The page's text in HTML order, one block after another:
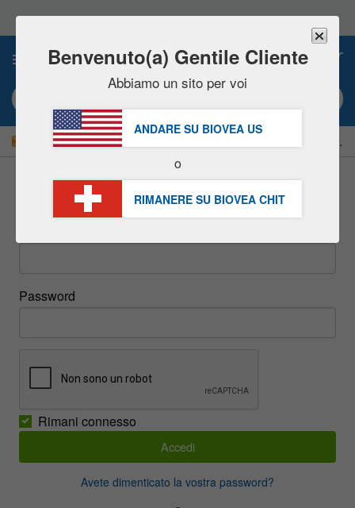
questo
sito
include
sistema
accessibilità.
RISPARMIATE ORA IL 15%!
Accedi
Password
Rimani connesso
Avete dimenticato la vostra password?
Benvenuto(a) Gentile Cliente
Abbiamo un sito per voi
ANDARE SU BIOVEA US
o
RIMANERE SU BIOVEA CHIT